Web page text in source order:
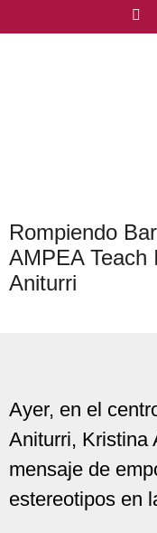
Rompiendo
AMPEA Teach
Aniturri
Ayer, en el
Aniturri, Kristina
mensaje de
estereotipos en